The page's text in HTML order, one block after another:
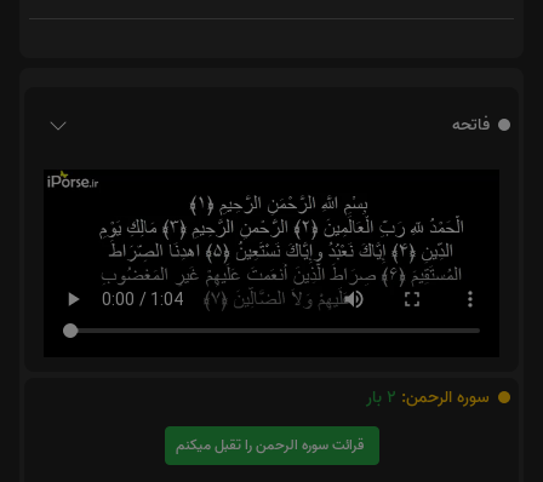
فاتحه
سوره الرحمن: 2 بار
قرائت سوره الرحمن را تقبل میکنم